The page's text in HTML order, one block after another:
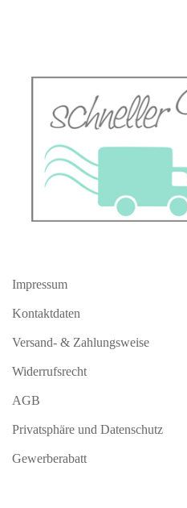
Impressum
Kontaktdaten
Versand- & Zahlungsweise
Widerrufsrecht
AGB
Privatsphäre und Datenschutz
Gewerberabatt